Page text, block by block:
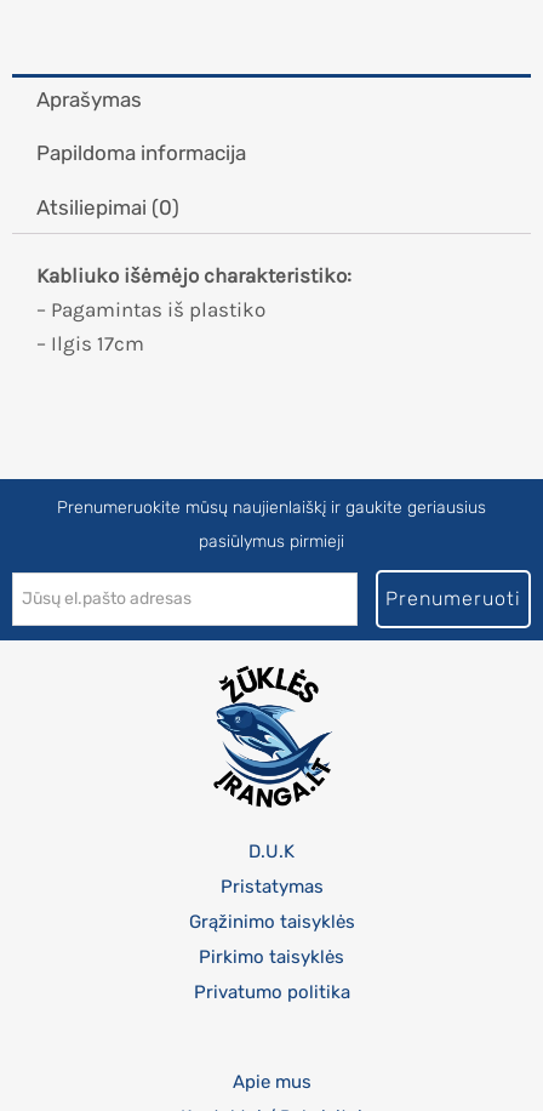
Aprašymas
Papildoma informacija
Atsiliepimai (0)
Kabliuko išėmėjo charakteristiko:
– Pagamintas iš plastiko
– Ilgis 17cm
Prenumeruokite mūsų naujienlaiškį ir gaukite geriausius
pasiūlymus pirmieji
Prenumeruoti
D.U.K
Pristatymas
Grąžinimo taisyklės
Pirkimo taisyklės
Privatumo politika
Apie mus